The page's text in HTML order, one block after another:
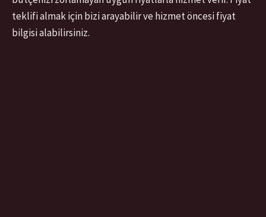
teklifi almak için bizi arayabilir ve hizmet öncesi fiyat
bilgisi alabilirsiniz.